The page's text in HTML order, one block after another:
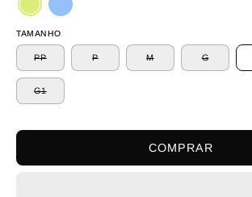
TAMANHO
PP P M G
G1
COMPRAR